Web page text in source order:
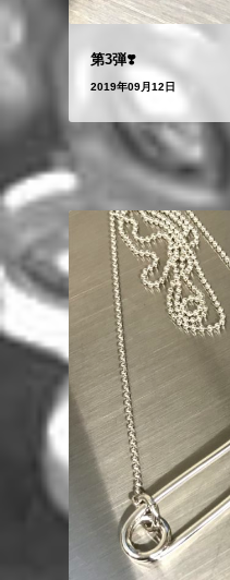
第3弾❣️
2019年09月12日